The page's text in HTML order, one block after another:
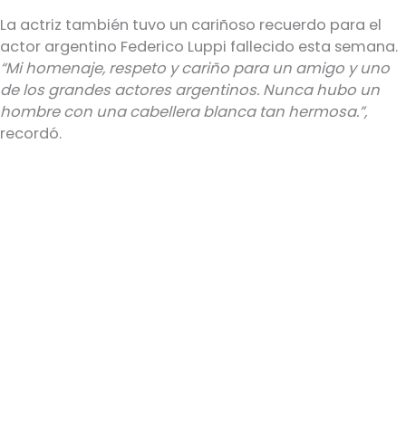
La actriz también tuvo un cariñoso recuerdo para el
actor argentino Federico Luppi fallecido esta semana.
“Mi homenaje, respeto y cariño para un amigo y uno
de los grandes actores argentinos. Nunca hubo un
hombre con una cabellera blanca tan hermosa.”,
recordó.